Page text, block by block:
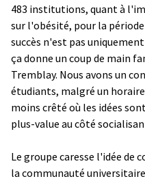
483 institutions, quant à
sur l'obésité, pour la
succès n'est pas
ça donne un coup de main
Tremblay. Nous avons un
étudiants, malgré un
moins crêté où les idées
plus-value au côté
Le groupe caresse l'idée de
la communauté